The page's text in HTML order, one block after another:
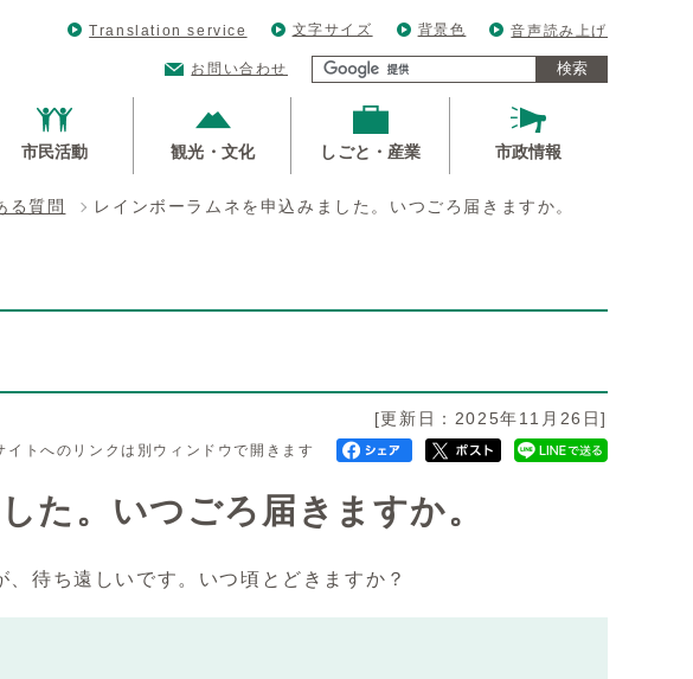
Translation service 文字サイズ 背景色 音声読み上げ
お問い合わせ 検索
市民活動 観光・文化 しごと・産業 市政情報
る質問 レインボーラムネを申込みました。いつごろ届きますか。
[更新日：2025年11月26日]
イトへのリンクは別ウィンドウで開きます
た。いつごろ届きますか。
待ち遠しいです。いつ頃とどきますか？